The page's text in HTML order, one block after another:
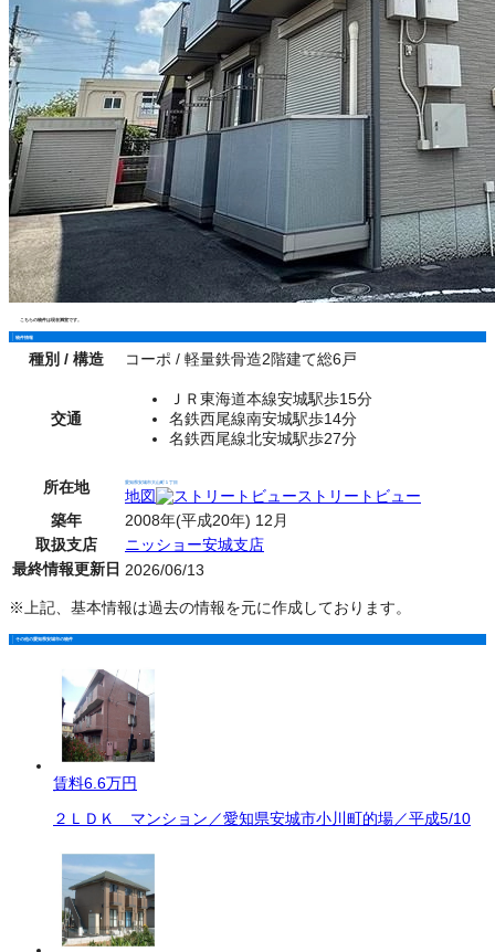
こちらの物件は現在満室です。
物件情報
種別 / 構造 コーポ / 軽量鉄骨造2階建て総6戸
交通
ＪＲ東海道本線安城駅歩15分
名鉄西尾線南安城駅歩14分
名鉄西尾線北安城駅歩27分
所在地 愛知県安城市大山町１丁目
地図
ストリートビュー
築年
2008年(平成20年) 12月
取扱支店
ニッショー安城支店
最終情報更新日 2026/06/13
※上記、基本情報は過去の情報を元に作成しております。
その他の愛知県安城市の物件
賃料6.6万円
２ＬＤＫ マンション／愛知県安城市小川町的場／平成5/10